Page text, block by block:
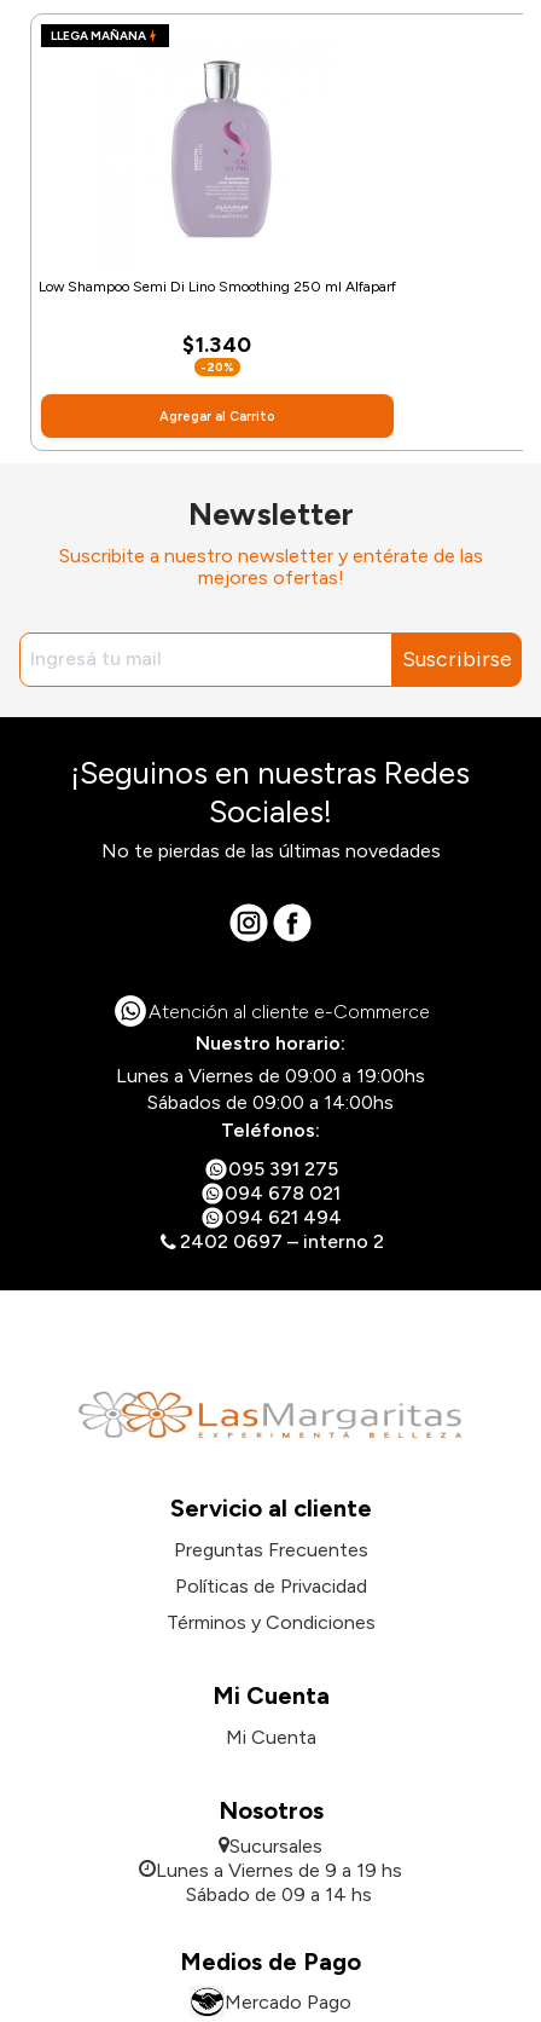
LLEGA MAÑANA
Low Shampoo Semi Di Lino Smoothing 250 ml Alfaparf
$1.340
-20%
Agregar al Carrito
Newsletter
Suscribite a nuestro newsletter y entérate de las
mejores ofertas!
Suscribirse
¡Seguinos en nuestras Redes
Sociales!
No te pierdas de las últimas novedades
Atención al cliente e-Commerce
Nuestro horario:
Lunes a Viernes de 09:00 a 19:00hs
Sábados de 09:00 a 14:00hs
Teléfonos:
095 391 275
094 678 021
094 621 494
2402 0697 – interno 2
Servicio al cliente
Preguntas Frecuentes
Políticas de Privacidad
Términos y Condiciones
Mi Cuenta
Mi Cuenta
Nosotros
Sucursales
Lunes a Viernes de 9 a 19 hs
Sábado de 09 a 14 hs
Medios de Pago
Mercado Pago